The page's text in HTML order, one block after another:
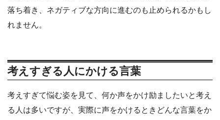
落ち着き、ネガティブな方向に進むのも止められるかもし
れません。
考えすぎる人にかける言葉
考えすぎて悩む姿を見て、何か声をかけ励ましたいと考え
る人は多いですが、実際に声をかけるときどんな言葉をか